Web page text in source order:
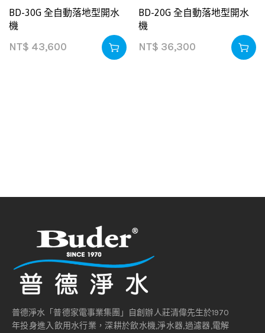
BD-30G 全自動落地型開水
機
NT$ 43,600
BD-20G 全自動落地型開水
機
NT$ 36,300
普德淨水「普德家電事業集團」自創辦人莊清偉先生於1970
年投身進入飲用水行業，深耕於飲水機,淨水器,過濾器,電解